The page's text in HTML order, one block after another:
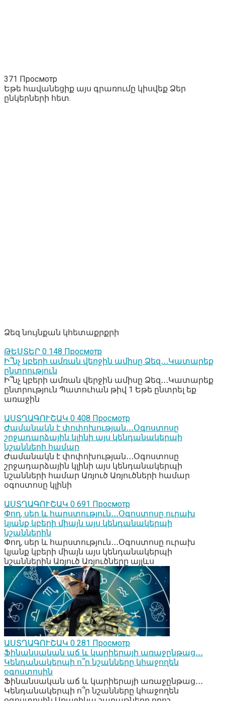
371 Просмотр
Եթե հավանեցիք այս գրառումը կիսվեք Ձեր
ընկերների հետ.
Ձեզ նույնքան կհետաքրքրի
ԹԵՍՏԵՐ 0 148 Просмотр
Ի՞նչ կբերի ամռան վերջին ամիսը Ձեզ․․․Կատարեք
ընտրություն
Ի՞նչ կբերի ամռան վերջին ամիսը Ձեզ․․․Կատարեք
ընտրություն Պատուհան թիվ 1 Եթե ընտրել եք
առաջին
ԱՍՏՂԱԳՈՒՇԱԿ 0 408 Просмотр
Ժամանակն է փոփոխության․․․Օգոստոսը
շրջադարձային կլինի այս կենդանակերպի
նշանների համար
Ժամանակն է փոփոխության․․․Օգոստոսը
շրջադարձային կլինի այս կենդանակերպի
նշանների համար Առյուծ Առյուծների համար
օգոստոսը կլինի
ԱՍՏՂԱԳՈՒՇԱԿ 0 691 Просмотр
Փող, սեր և հարստություն․․․Օգոստոսը ուրախ
կյանք կբերի միայն այս կենդանակերպի
նշաններին
Փող, սեր և հարստություն․․․Օգոստոսը ուրախ
կյանք կբերի միայն այս կենդանակերպի
նշաններին Առյուծ Առյուծները այլևս
ԱՍՏՂԱԳՈՒՇԱԿ 0 281 Просмотр
Ֆինանսական աճ և կարիերայի առաջընթաց․․․
Կենդանակերպի ո՞ր նշանները կհաջողեն
օգոստոսին
Ֆինանսական աճ և կարիերայի առաջընթաց․․․
Կենդանակերպի ո՞ր նշանները կհաջողեն